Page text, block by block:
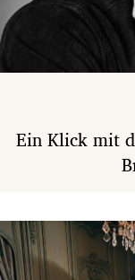
Ein Klick mit